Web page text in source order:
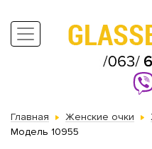
Главная Женские очки
Модель 10955